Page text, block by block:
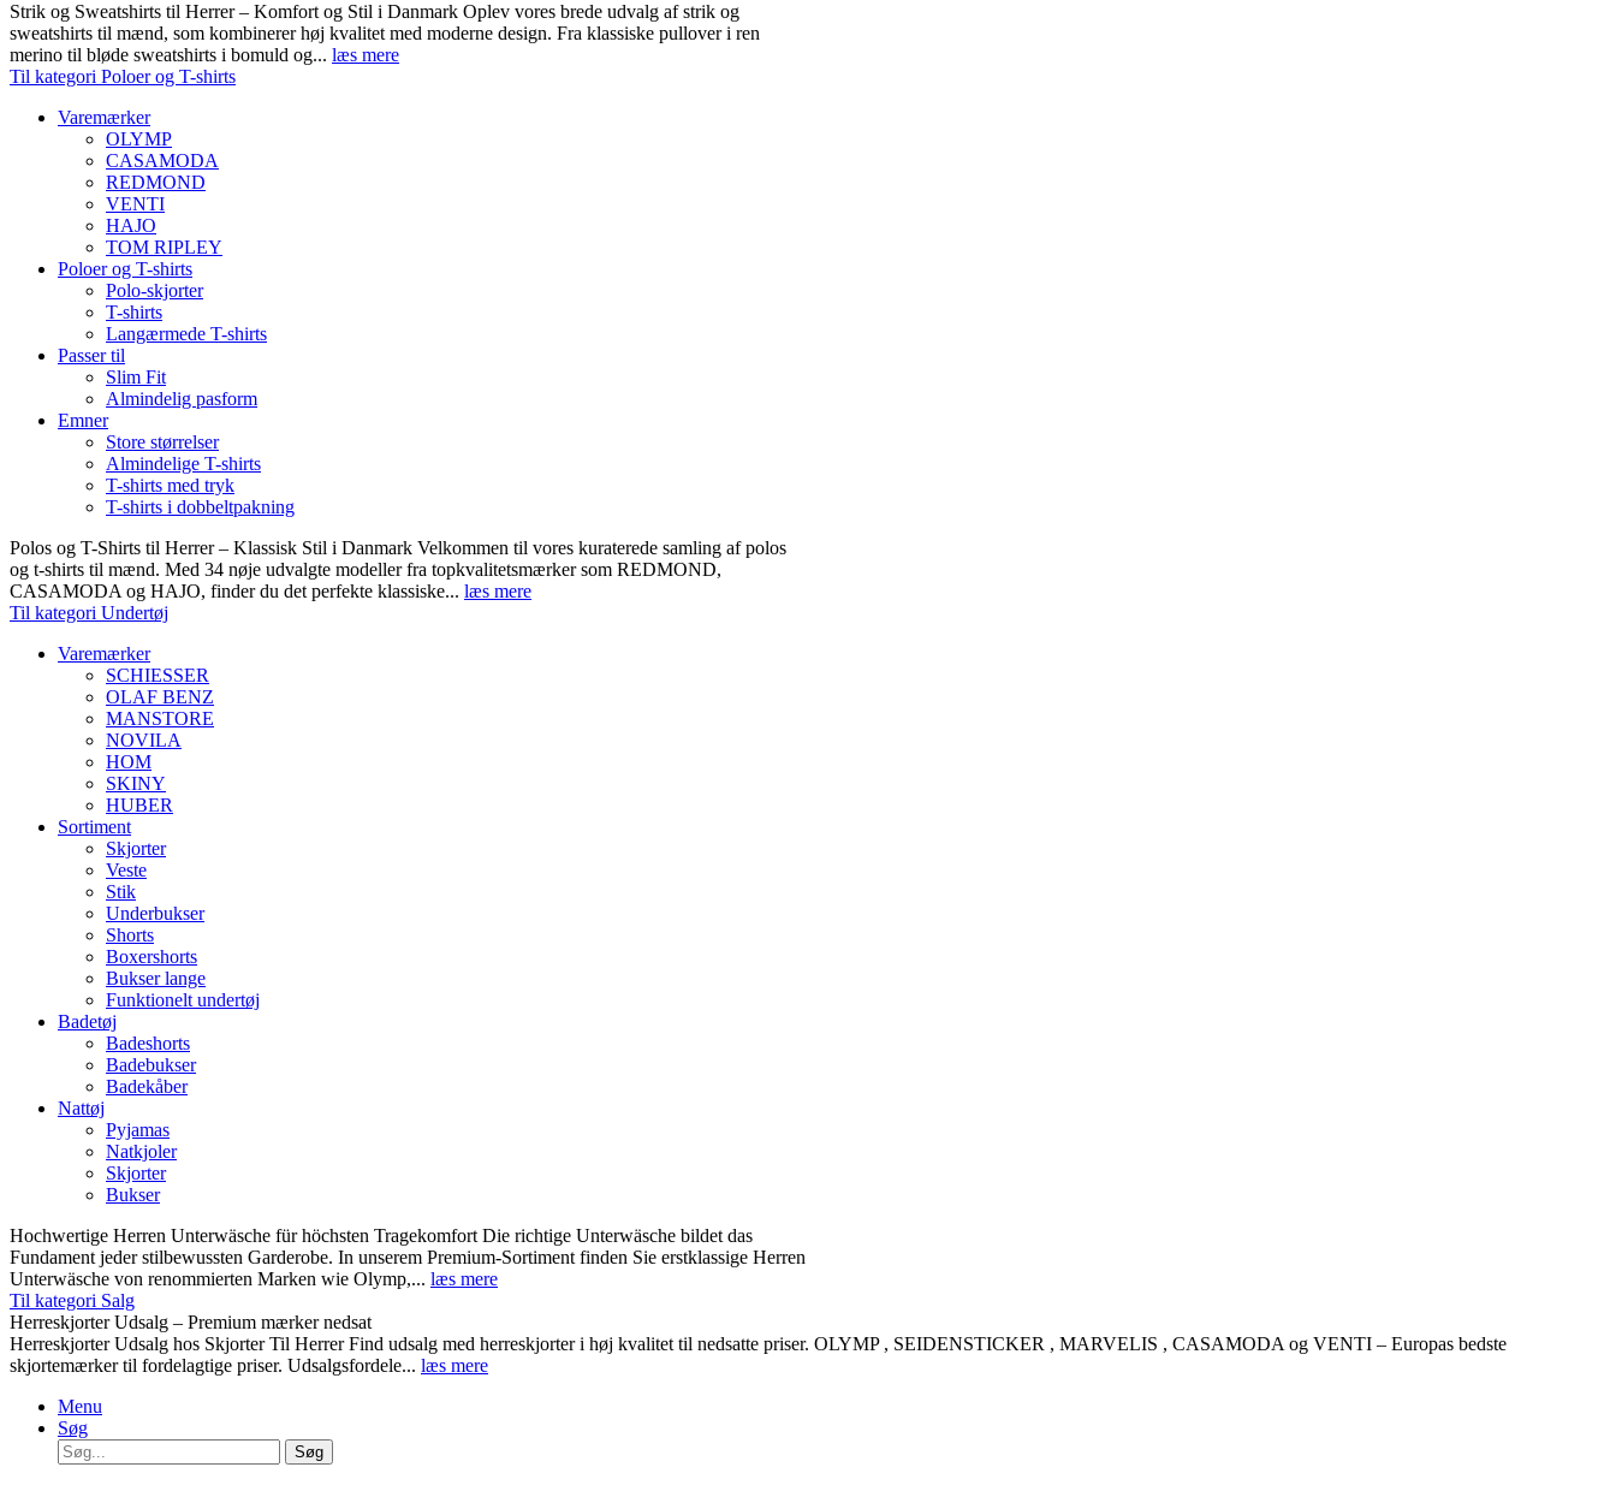
Strik og Sweatshirts til Herrer – Komfort og Stil i Danmark Oplev vores brede udvalg af strik og
sweatshirts til mænd, som kombinerer høj kvalitet med moderne design. Fra klassiske pullover i ren
merino til bløde sweatshirts i bomuld og... læs mere
Til kategori Poloer og T-shirts
Varemærker
OLYMP
CASAMODA
REDMOND
VENTI
HAJO
TOM RIPLEY
Poloer og T-shirts
Polo-skjorter
T-shirts
Langærmede T-shirts
Passer til
Slim Fit
Almindelig pasform
Emner
Store størrelser
Almindelige T-shirts
T-shirts med tryk
T-shirts i dobbeltpakning
Polos og T-Shirts til Herrer – Klassisk Stil i Danmark Velkommen til vores kuraterede samling af polos
og t-shirts til mænd. Med 34 nøje udvalgte modeller fra topkvalitetsmærker som REDMOND,
CASAMODA og HAJO, finder du det perfekte klassiske... læs mere
Til kategori Undertøj
Varemærker
SCHIESSER
OLAF BENZ
MANSTORE
NOVILA
HOM
SKINY
HUBER
Sortiment
Skjorter
Veste
Stik
Underbukser
Shorts
Boxershorts
Bukser lange
Funktionelt undertøj
Badetøj
Badeshorts
Badebukser
Badekåber
Nattøj
Pyjamas
Natkjoler
Skjorter
Bukser
Hochwertige Herren Unterwäsche für höchsten Tragekomfort Die richtige Unterwäsche bildet das
Fundament jeder stilbewussten Garderobe. In unserem Premium-Sortiment finden Sie erstklassige Herren
Unterwäsche von renommierten Marken wie Olymp,... læs mere
Til kategori Salg
Herreskjorter Udsalg – Premium mærker nedsat
Herreskjorter Udsalg hos Skjorter Til Herrer Find udsalg med herreskjorter i høj kvalitet til nedsatte priser. OLYMP , SEIDENSTICKER , MARVELIS , CASAMODA og VENTI – Europas bedste
skjortemærker til fordelagtige priser. Udsalgsfordele... læs mere
Menu
Søg
Søg